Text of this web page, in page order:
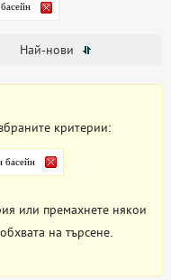
Най-нови
критерии:
басейн
или премахнете някои
на търсене.